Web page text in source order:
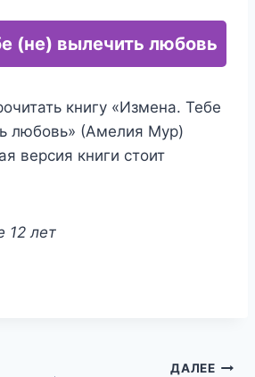
(не) вылечить любовь
книгу «Измена. Тебе
любовь» (Амелия Мур)
версия книги стоит
12 лет
ДАЛЕЕ